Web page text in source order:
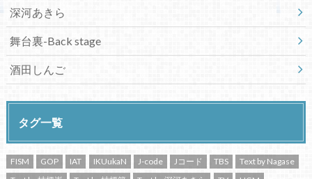
深河あきら
舞台裏-Back stage
酒田しんご
タグ一覧
FISM GOP IAT IKUukaN J-code Jコード TBS
Text by Nagase